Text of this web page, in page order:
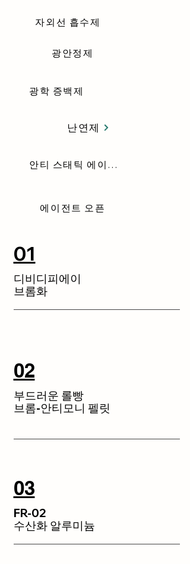
자외선 흡수제
광안정제
광학 증백제
난연제
안티 스태틱 에이전트
에이전트 오픈
01
디비디피에이
브롬화
02
부드러운 롤빵
브롬-안티모니 펠릿
03
FR-02
수산화 알루미늄